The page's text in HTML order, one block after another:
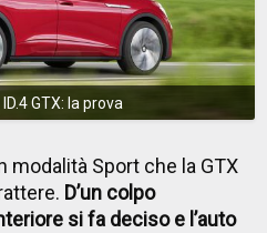
GTX: la prova
modalità Sport che la GTX
D’un colpo
si fa deciso e l’auto